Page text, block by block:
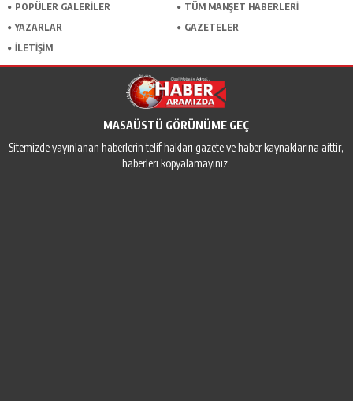
POPÜLER GALERİLER
TÜM MANŞET HABERLERİ
YAZARLAR
GAZETELER
İLETİŞİM
MASAÜSTÜ GÖRÜNÜME GEÇ
Sitemizde yayınlanan haberlerin telif hakları gazete ve haber kaynaklarına aittir,
haberleri kopyalamayınız.